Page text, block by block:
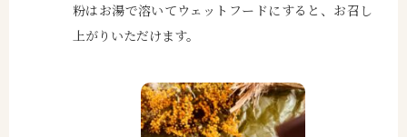
粉はお湯で溶いてウェットフードにすると、お召し
上がりいただけます。